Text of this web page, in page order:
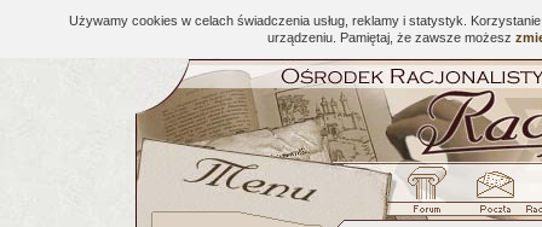
Używamy cookies w celach świadczenia usług, reklamy i statystyk.
urządzeniu. Pamiętaj, że zawsze możesz